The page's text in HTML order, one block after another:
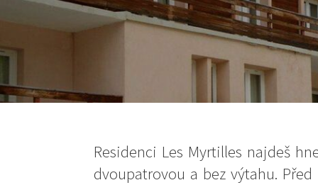
Residenci Les Myrtilles najdeš
dvoupatrovou a bez výtahu.